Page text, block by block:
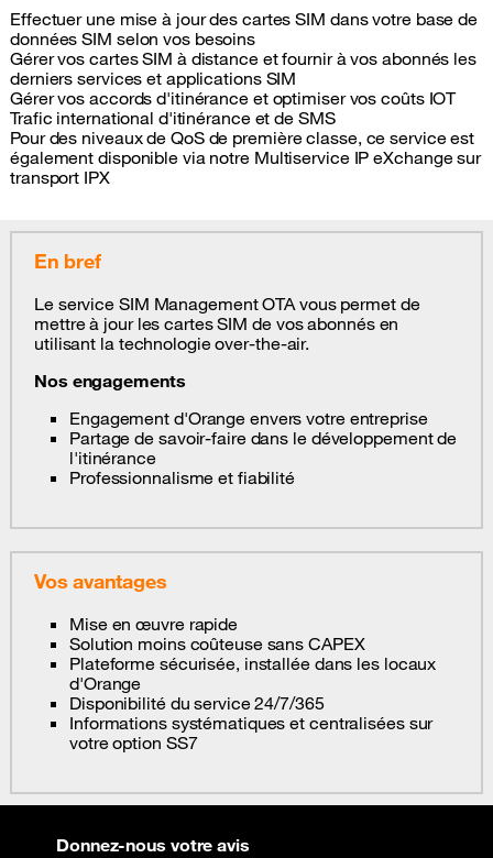
Effectuer une mise à jour des cartes SIM dans votre base de
données SIM selon vos besoins
Gérer vos cartes SIM à distance et fournir à vos abonnés les
derniers services et applications SIM
Gérer vos accords d'itinérance et optimiser vos coûts IOT
Trafic international d'itinérance et de SMS
Pour des niveaux de QoS de première classe, ce service est
également disponible via notre Multiservice IP eXchange sur
transport IPX
En bref
Le service SIM Management OTA vous permet de
mettre à jour les cartes SIM de vos abonnés en
utilisant la technologie over-the-air.
Nos engagements
Engagement d'Orange envers votre entreprise
Partage de savoir-faire dans le développement de
l'itinérance
Professionnalisme et fiabilité
Vos avantages
Mise en œuvre rapide
Solution moins coûteuse sans CAPEX
Plateforme sécurisée, installée dans les locaux
d'Orange
Disponibilité du service 24/7/365
Informations systématiques et centralisées sur
votre option SS7
Donnez-nous votre avis